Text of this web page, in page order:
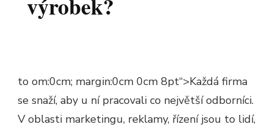
to om:0cm; margin:0cm 0cm 8pt“>Každá firma
se snaží, aby u ní pracovali co největší odborníci.
V oblasti marketingu, reklamy, řízení jsou to lidí,